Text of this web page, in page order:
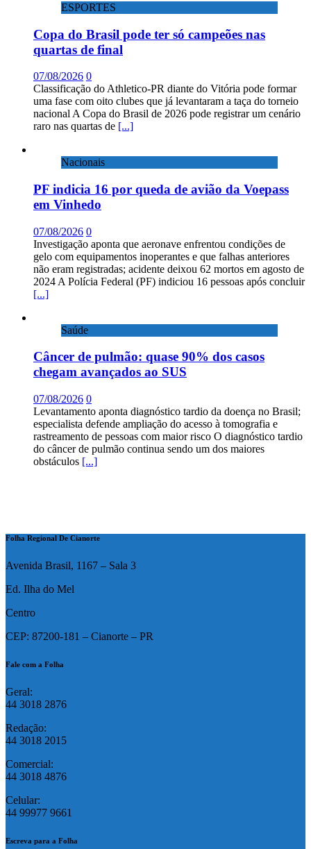
ESPORTES
Copa do Brasil pode ter só campeões nas
quartas de final
07/08/2026 0
Classificação do Athletico-PR diante do Vitória pode formar
uma fase com oito clubes que já levantaram a taça do torneio
nacional A Copa do Brasil de 2026 pode registrar um cenário
raro nas quartas de [...]
Nacionais
PF indicia 16 por queda de avião da Voepass
em Vinhedo
07/08/2026 0
Investigação aponta que aeronave enfrentou condições de
gelo com equipamentos inoperantes e que falhas anteriores
não eram registradas; acidente deixou 62 mortos em agosto de
2024 A Polícia Federal (PF) indiciou 16 pessoas após concluir
[...]
Saúde
Câncer de pulmão: quase 90% dos casos
chegam avançados ao SUS
07/08/2026 0
Levantamento aponta diagnóstico tardio da doença no Brasil;
especialista defende ampliação do acesso à tomografia e
rastreamento de pessoas com maior risco O diagnóstico tardio
do câncer de pulmão continua sendo um dos maiores
obstáculos [...]
Folha Regional De Cianorte
Avenida Brasil, 1167 – Sala 3
Ed. Ilha do Mel
Centro
CEP: 87200-181 – Cianorte – PR
Fale com a Folha
Geral:
44 3018 2876
Redação:
44 3018 2015
Comercial:
44 3018 4876
Celular:
44 99977 9661
Escreva para a Folha